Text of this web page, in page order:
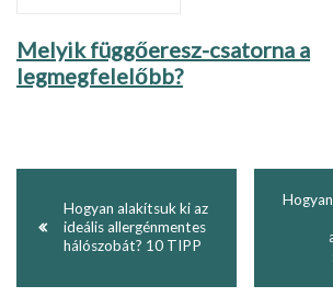
Melyik függőeresz-csatorna a
legmegfelelőbb?
Hogyan alakítsuk ki az
ideális allergénmentes
hálószobát? 10 TIPP